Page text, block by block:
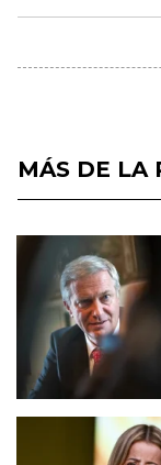
MÁS DE LA